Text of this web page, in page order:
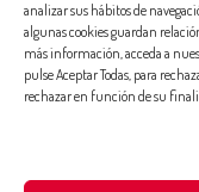
analizar sus hábitos de
algunas cookies guardan
más información, acceda a
pulse Aceptar Todas, para
rechazar en función de su
NUTRICIÓN Y SALUD
Salud
Belleza
Niños